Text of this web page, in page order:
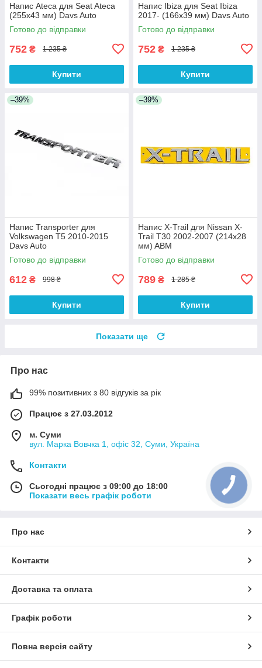
Напис Ateca для Seat Ateca
(255х43 мм) Davs Auto
Готово до відправки
752 ₴ 1 235 ₴
Купити
Напис Ibiza для Seat Ibiza
2017- (166х39 мм) Davs Auto
Готово до відправки
752 ₴ 1 235 ₴
Купити
–39%
Напис Transporter для
Volkswagen T5 2010-2015
Davs Auto
Готово до відправки
612 ₴ 998 ₴
Купити
–39%
Напис X-Trail для Nissan X-
Trail T30 2002-2007 (214х28
мм) ABM
Готово до відправки
789 ₴ 1 285 ₴
Купити
Показати ще
Про нас
99% позитивних з 80 відгуків за рік
Працює з 27.03.2012
м. Суми
вул. Марка Вовчка 1, офіс 32, Суми, Україна
Контакти
Сьогодні працює з 09:00 до 18:00
Показати весь графік роботи
Про нас
Контакти
Доставка та оплата
Графік роботи
Повна версія сайту